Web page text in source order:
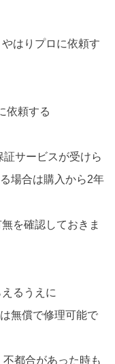
はりプロに依頼す
依頼する
サービスが受けら
場合は購入から2年
を確認しておきま
るうえに
無償で修理可能で
都合があった時も